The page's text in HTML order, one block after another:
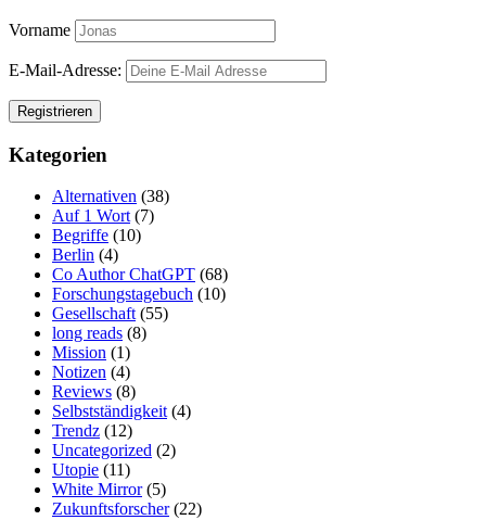
Vorname
E-Mail-Adresse:
Kategorien
Alternativen (38)
Auf 1 Wort (7)
Begriffe (10)
Berlin (4)
Co Author ChatGPT (68)
Forschungstagebuch (10)
Gesellschaft (55)
long reads (8)
Mission (1)
Notizen (4)
Reviews (8)
Selbstständigkeit (4)
Trendz (12)
Uncategorized (2)
Utopie (11)
White Mirror(5)
Zukunftsforscher(22)